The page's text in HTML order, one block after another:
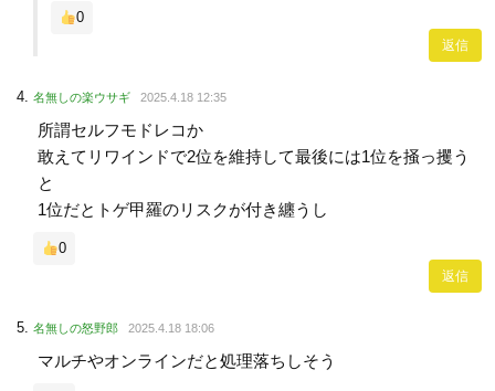
0
返信
名無しの楽ウサギ 2025.4.18 12:35
所謂セルフモドレコか
敢えてリワインドで2位を維持して最後には1位を掻っ攫う
と
1位だとトゲ甲羅のリスクが付き纏うし
0
返信
名無しの怒野郎 2025.4.18 18:06
マルチやオンラインだと処理落ちしそう